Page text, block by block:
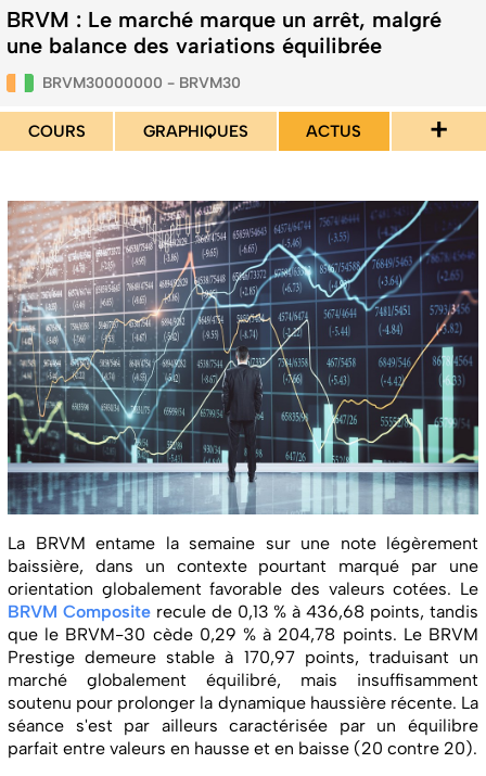
BRVM : Le marché marque un arrêt, malgré
une balance des variations équilibrée
BRVM30000000 - BRVM30
COURS GRAPHIQUES ACTUS +
La BRVM entame la semaine sur une note légèrement
baissière, dans un contexte pourtant marqué par une
orientation globalement favorable des valeurs cotées. Le
BRVM Compositerecule de 0,13 % à 436,68 points, tandis
que le BRVM-30 cède 0,29 % à 204,78 points. Le BRVM
Prestige demeure stable à 170,97 points, traduisant un
marché globalement équilibré, mais insuffisamment
soutenu pour prolonger la dynamique haussière récente. La
séance s'est par ailleurs caractérisée par un équilibre
parfait entre valeurs en hausse et en baisse (20 contre 20).